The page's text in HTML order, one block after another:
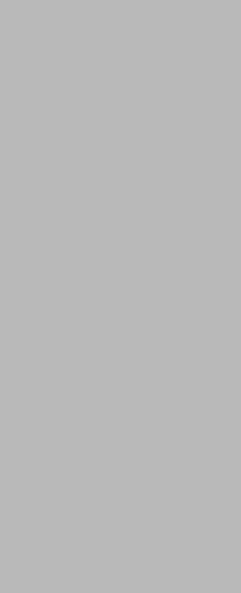
ett 4-5 våningar
ett
totalt 26
är garageplatser